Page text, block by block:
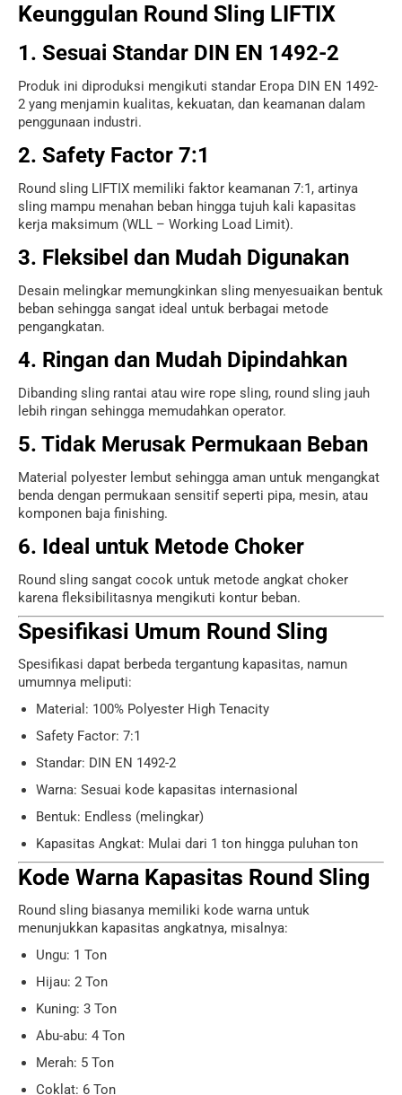
Keunggulan Round Sling LIFTIX
1. Sesuai Standar DIN EN 1492-2
Produk ini diproduksi mengikuti standar Eropa DIN EN 1492-
2 yang menjamin kualitas, kekuatan, dan keamanan dalam
penggunaan industri.
2. Safety Factor 7:1
Round sling LIFTIX memiliki faktor keamanan 7:1, artinya
sling mampu menahan beban hingga tujuh kali kapasitas
kerja maksimum (WLL – Working Load Limit).
3. Fleksibel dan Mudah Digunakan
Desain melingkar memungkinkan sling menyesuaikan bentuk
beban sehingga sangat ideal untuk berbagai metode
pengangkatan.
4. Ringan dan Mudah Dipindahkan
Dibanding sling rantai atau wire rope sling, round sling jauh
lebih ringan sehingga memudahkan operator.
5. Tidak Merusak Permukaan Beban
Material polyester lembut sehingga aman untuk mengangkat
benda dengan permukaan sensitif seperti pipa, mesin, atau
komponen baja finishing.
6. Ideal untuk Metode Choker
Round sling sangat cocok untuk metode angkat choker
karena fleksibilitasnya mengikuti kontur beban.
Spesifikasi Umum Round Sling
Spesifikasi dapat berbeda tergantung kapasitas, namun
umumnya meliputi:
Material: 100% Polyester High Tenacity
Safety Factor: 7:1
Standar: DIN EN 1492-2
Warna: Sesuai kode kapasitas internasional
Bentuk: Endless (melingkar)
Kapasitas Angkat: Mulai dari 1 ton hingga puluhan ton
Kode Warna Kapasitas Round Sling
Round sling biasanya memiliki kode warna untuk
menunjukkan kapasitas angkatnya, misalnya:
Ungu: 1 Ton
Hijau: 2 Ton
Kuning: 3 Ton
Abu-abu: 4 Ton
Merah: 5 Ton
Coklat: 6 Ton